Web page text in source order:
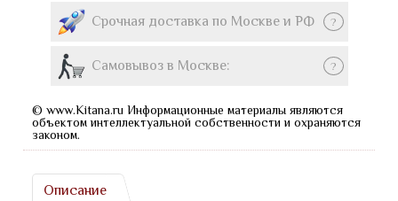
Срочная доставка по Москве и РФ ?
Самовывоз в Москве: ?
© www.Kitana.ru Информационные материалы являются
объектом интеллектуальной собственности и охраняются
законом.
Описание